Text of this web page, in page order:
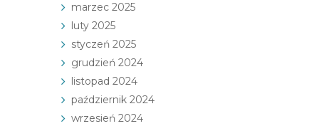
marzec 2025
luty 2025
styczeń 2025
grudzień 2024
listopad 2024
październik 2024
wrzesień 2024